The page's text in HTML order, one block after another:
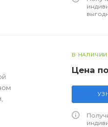
В НАЛИЧИИ
Цена